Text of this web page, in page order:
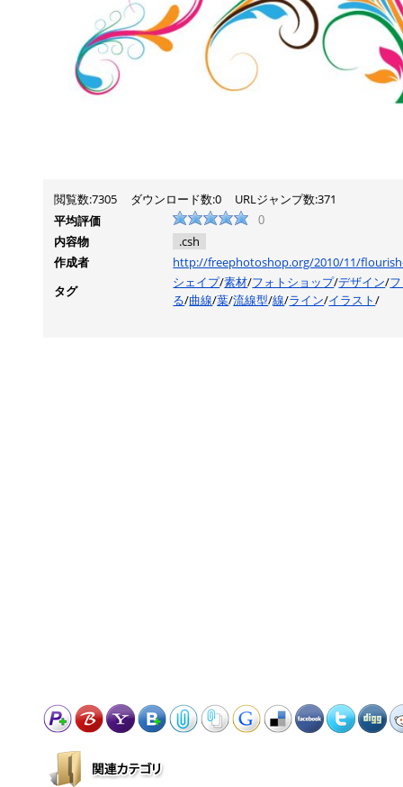
閲覧数:7305 ダウンロード数:0
URLジャンプ数:371
平均評価
0
内容物
.csh
作成者
http://freephotoshop.org/2010/11/
タグ
シェイプ/素材/フォトショップ/デザイン/
る/曲線/葉/流線型/線/ライン/イラスト/